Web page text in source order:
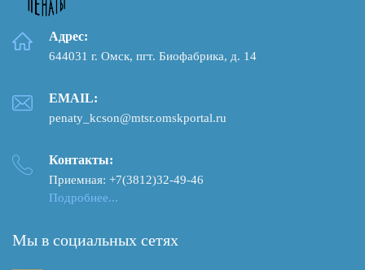
Адрес:
644031 г. Омск, пгт. Биофабрика, д. 14
EMAIL:
penaty_kcson@mtsr.omskportal.ru
Контакты:
Приемная: +7(3812)32-49-46
Подробнее...
Мы в социальных сетях